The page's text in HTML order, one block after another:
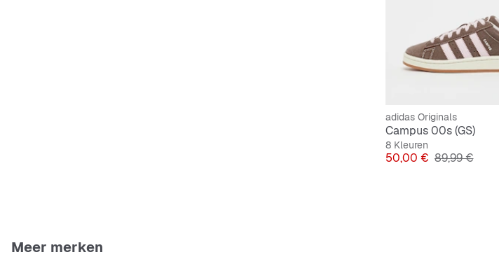
adidas Originals
Campus 00s (GS)
8 Kleuren
Prijs
50,00 € Originele Prijs
89,99 €
Meer merken